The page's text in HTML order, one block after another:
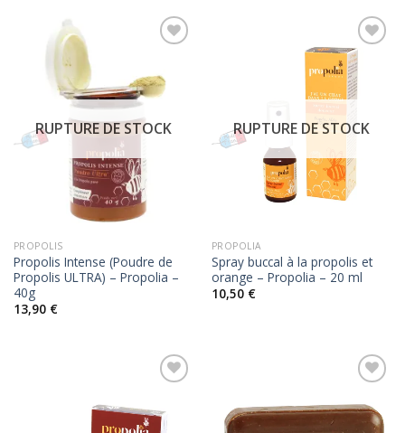
RUPTURE DE STOCK
PROPOLIS
Propolis Intense (Poudre de
Propolis ULTRA) – Propolia –
40g
13,90 €
RUPTURE DE STOCK
PROPOLIA
Spray buccal à la propolis et
orange – Propolia – 20 ml
10,50 €